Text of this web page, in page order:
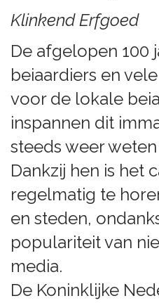
Klinkend Erfgoed
De afgelopen 100
beiaardiers en
voor de lokale
inspannen dit
steeds weer
Dankzij hen is het
regelmatig te
en steden,
populariteit van
media.
De Koninklijke